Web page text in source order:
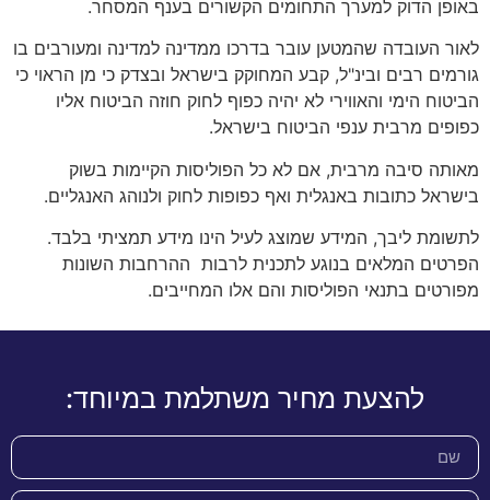
באופן הדוק למערך התחומים הקשורים בענף המסחר.
לאור העובדה שהמטען עובר בדרכו ממדינה למדינה ומעורבים בו
גורמים רבים ובינ"ל, קבע המחוקק בישראל ובצדק כי מן הראוי כי
הביטוח הימי והאווירי לא יהיה כפוף לחוק חוזה הביטוח אליו
כפופים מרבית ענפי הביטוח בישראל.
מאותה סיבה מרבית, אם לא כל הפוליסות הקיימות בשוק
בישראל כתובות באנגלית ואף כפופות לחוק ולנוהג האנגליים.
לתשומת ליבך, המידע שמוצג לעיל הינו מידע תמציתי בלבד.
הפרטים המלאים בנוגע לתכנית לרבות ההרחבות השונות
מפורטים בתנאי הפוליסות והם אלו המחייבים.
להצעת מחיר משתלמת במיוחד: